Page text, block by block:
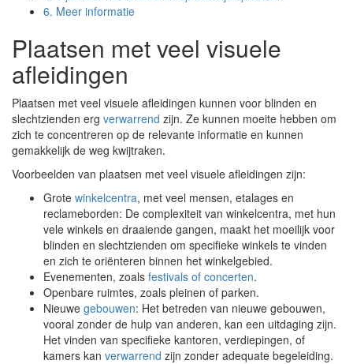
6. Meer informatie
Plaatsen met veel visuele
afleidingen
Plaatsen met veel visuele afleidingen kunnen voor blinden en
slechtzienden erg verwarrend zijn. Ze kunnen moeite hebben om
zich te concentreren op de relevante informatie en kunnen
gemakkelijk de weg kwijtraken.
Voorbeelden van plaatsen met veel visuele afleidingen zijn:
Grote winkelcentra, met veel mensen, etalages en
reclameborden: De complexiteit van winkelcentra, met hun
vele winkels en draaiende gangen, maakt het moeilijk voor
blinden en slechtzienden om specifieke winkels te vinden
en zich te oriënteren binnen het winkelgebied.
Evenementen, zoals festivals of concerten.
Openbare ruimtes, zoals pleinen of parken.
Nieuwe gebouwen: Het betreden van nieuwe gebouwen,
vooral zonder de hulp van anderen, kan een uitdaging zijn.
Het vinden van specifieke kantoren, verdiepingen, of
kamers kan verwarrend zijn zonder adequate begeleiding.